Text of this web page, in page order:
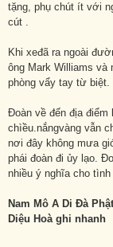
tặng, phụ chút ít với
cút .
Khi xeđã ra ngoài
ông Mark Williams
phòng vẩy tay từ biệt.
Đoàn về đến địa
chìều.nắngvàng vẫn
nơi đây không mưa
phái đoàn đi ủy lạo.
nhiều ý nghĩa cho
Nam Mô A Di Đà Phật
Diệu Hoà ghi nhanh